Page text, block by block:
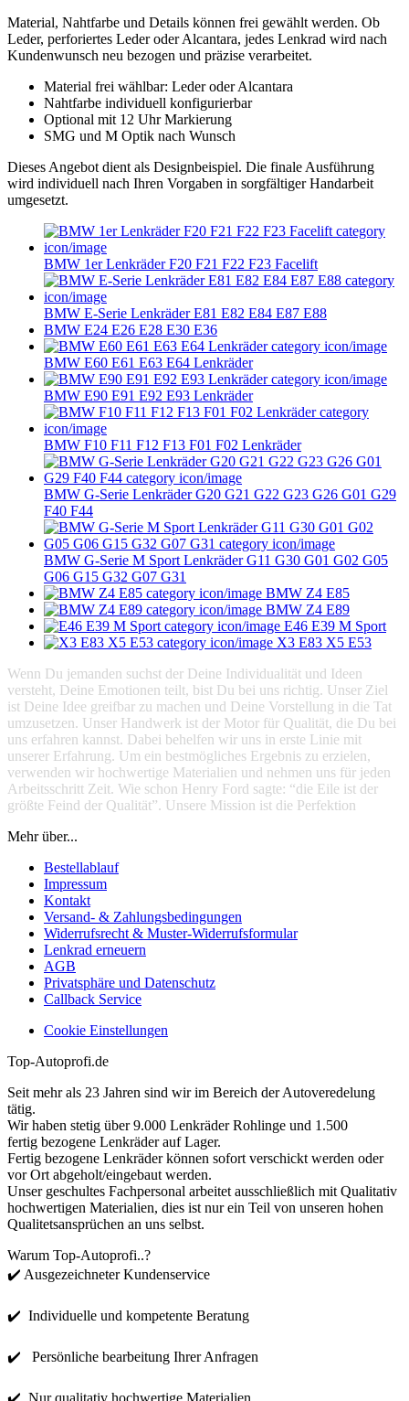
Material, Nahtfarbe und Details können frei gewählt werden. Ob
Leder, perforiertes Leder oder Alcantara, jedes Lenkrad wird nach
Kundenwunsch neu bezogen und präzise verarbeitet.
Material frei wählbar: Leder oder Alcantara
Nahtfarbe individuell konfigurierbar
Optional mit 12 Uhr Markierung
SMG und M Optik nach Wunsch
Dieses Angebot dient als Designbeispiel. Die finale Ausführung
wird individuell nach Ihren Vorgaben in sorgfältiger Handarbeit
umgesetzt.
BMW 1er Lenkräder F20 F21 F22 F23 Facelift
BMW E-Serie Lenkräder E81 E82 E84 E87 E88
BMW E24 E26 E28 E30 E36
BMW E60 E61 E63 E64 Lenkräder
BMW E90 E91 E92 E93 Lenkräder
BMW F10 F11 F12 F13 F01 F02 Lenkräder
BMW G-Serie Lenkräder G20 G21 G22 G23 G26 G01 G29
F40 F44
BMW G-Serie M Sport Lenkräder G11 G30 G01 G02 G05
G06 G15 G32 G07 G31
BMW Z4 E85
BMW Z4 E89
E46 E39 M Sport
X3 E83 X5 E53
Wenn Du jemanden suchst der Deine Individualität und Ideen
versteht, Deine Emotionen teilt, bist Du bei uns richtig. Unser Ziel
ist Deine Idee greifbar zu machen und Deine Vorstellung in die Tat
umzusetzen. Unser Handwerk ist der Motor für Qualität, die Du bei
uns erfahren kannst. Dabei behelfen wir uns in erste Linie mit
unserer Erfahrung. Um ein bestmögliches Ergebnis zu erzielen,
verwenden wir hochwertige Materialien und nehmen uns für jeden
Arbeitsschritt Zeit. Wie schon Henry Ford sagte: “die Eile ist der
größte Feind der Qualität”. Unsere Mission ist die Perfektion
Mehr über...
Bestellablauf
Impressum
Kontakt
Versand- & Zahlungsbedingungen
Widerrufsrecht & Muster-Widerrufsformular
Lenkrad erneuern
AGB
Privatsphäre und Datenschutz
Callback Service
Cookie Einstellungen
Top-Autoprofi.de
Seit mehr als 23 Jahren sind wir im Bereich der Autoveredelung
tätig.
Wir haben stetig über 9.000 Lenkräder Rohlinge und 1.500
fertig bezogene Lenkräder auf Lager.
Fertig bezogene Lenkräder können sofort verschickt werden oder
vor Ort abgeholt/eingebaut werden.
Unser geschultes Fachpersonal arbeitet ausschließlich mit Qualitativ
hochwertigen Materialien, dies ist nur ein Teil von unseren hohen
Qualitetsansprüchen an uns selbst.
Warum Top-Autoprofi..?
✔️ Ausgezeichneter Kundenservice
✔️ Individuelle und kompetente Beratung
✔️ Persönliche bearbeitung Ihrer Anfragen
✔️ Nur qualitativ hochwertige Materialien